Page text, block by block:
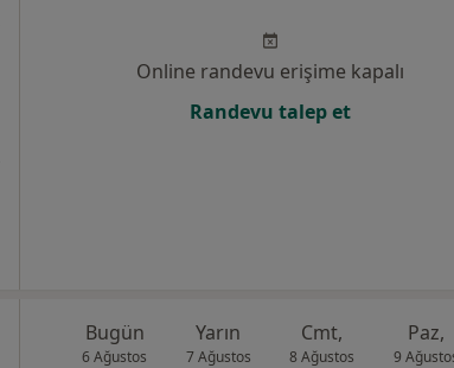
Online randevu erişime kapalı
Randevu talep et
Bugün
6 Ağustos
Yarın
7 Ağustos
Cmt,
8 Ağustos
Paz,
9